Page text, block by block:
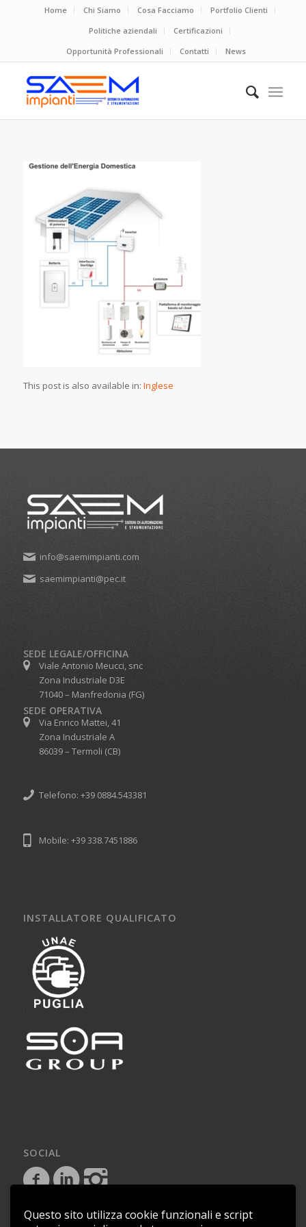
Questo sito utilizza cookie funzionali e script
Home Chi Siamo Cosa Facciamo
Portfolio Clienti
Politiche aziendali
Certificazioni
Opportunità Professionali
Contatti News
This post is also available in: Inglese
info@saemimpianti.com
saemimpianti@pec.it
SEDE LEGALE/OFFICINA
Viale Antonio Meucci, snc
Zona Industriale D3E
71040 – Manfredonia (FG)
SEDE OPERATIVA
Via Enrico Mattei, 41
Zona Industriale A
86039 – Termoli (CB)
Telefono: +39 0884.543381
Mobile: +39 338.7451886
INSTALLATORE QUALIFICATO
SOCIAL